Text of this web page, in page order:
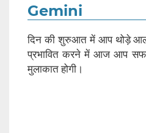
Gemini
दिन की शुरुआत में आप थोड़े
प्रभावित करने में आज आप
मुलाकात होगी।